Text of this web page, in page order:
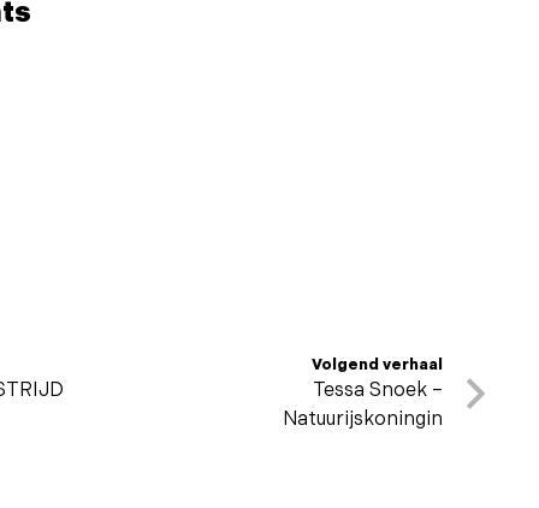
Volgend verhaal
Tessa Snoek –
Natuurijskoningin